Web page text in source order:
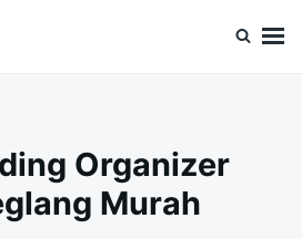
Organizer
Murah